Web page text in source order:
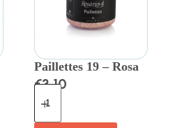
Paillettes 19 – Rosa
€3.10